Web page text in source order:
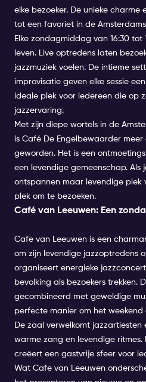
elke bezoeker. De unieke charme
tot een favoriet in de
Elke zondagmiddag van 16:30
leven. Live optredens laten
jazzmuziek voelen. De intieme
improvisatie geven elke sessie
ideale plek voor iedereen die op
jazzervaring.
Met zijn diepe wortels in de
is Café De Engelbewaarder
geworden. Het is een
een levendige gemeenschap. Als
ontspannen maar levendige plek
plek om te bezoeken.
Café van Leeuwen: Een
Cafe van Leeuwen is een
om zijn levendige jazzoptredens
organiseert energieke
bevolking als bezoekers trekken.
gecombineerd met geweldige
perfecte manier om het weekend
De zaal verwelkomt jazzartiesten
warme zang en levendige ritmes.
creëert een gastvrije sfeer voor
Wat Cafe van Leeuwen